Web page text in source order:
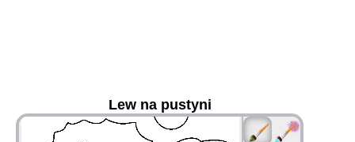
Lew na pustyni